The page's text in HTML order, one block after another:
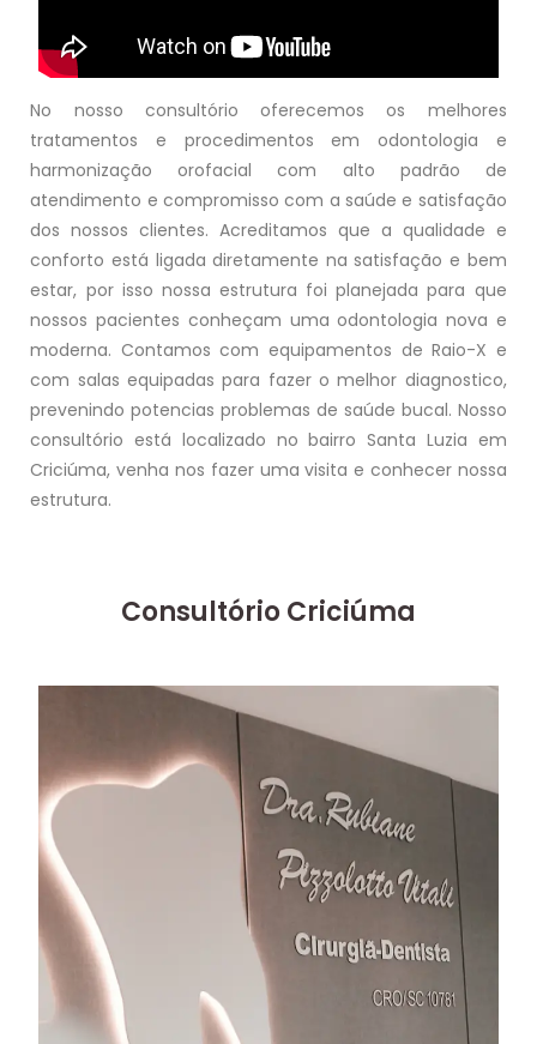
No nosso consultório oferecemos os melhores
tratamentos e procedimentos em odontologia e
harmonização orofacial com alto padrão de
atendimento e compromisso com a saúde e satisfação
dos nossos clientes. Acreditamos que a qualidade e
conforto está ligada diretamente na satisfação e bem
estar, por isso nossa estrutura foi planejada para que
nossos pacientes conheçam uma odontologia nova e
moderna. Contamos com equipamentos de Raio-X e
com salas equipadas para fazer o melhor diagnostico,
prevenindo potencias problemas de saúde bucal. Nosso
consultório está localizado no bairro Santa Luzia em
Criciúma, venha nos fazer uma visita e conhecer nossa
estrutura.
Consultório Criciúma